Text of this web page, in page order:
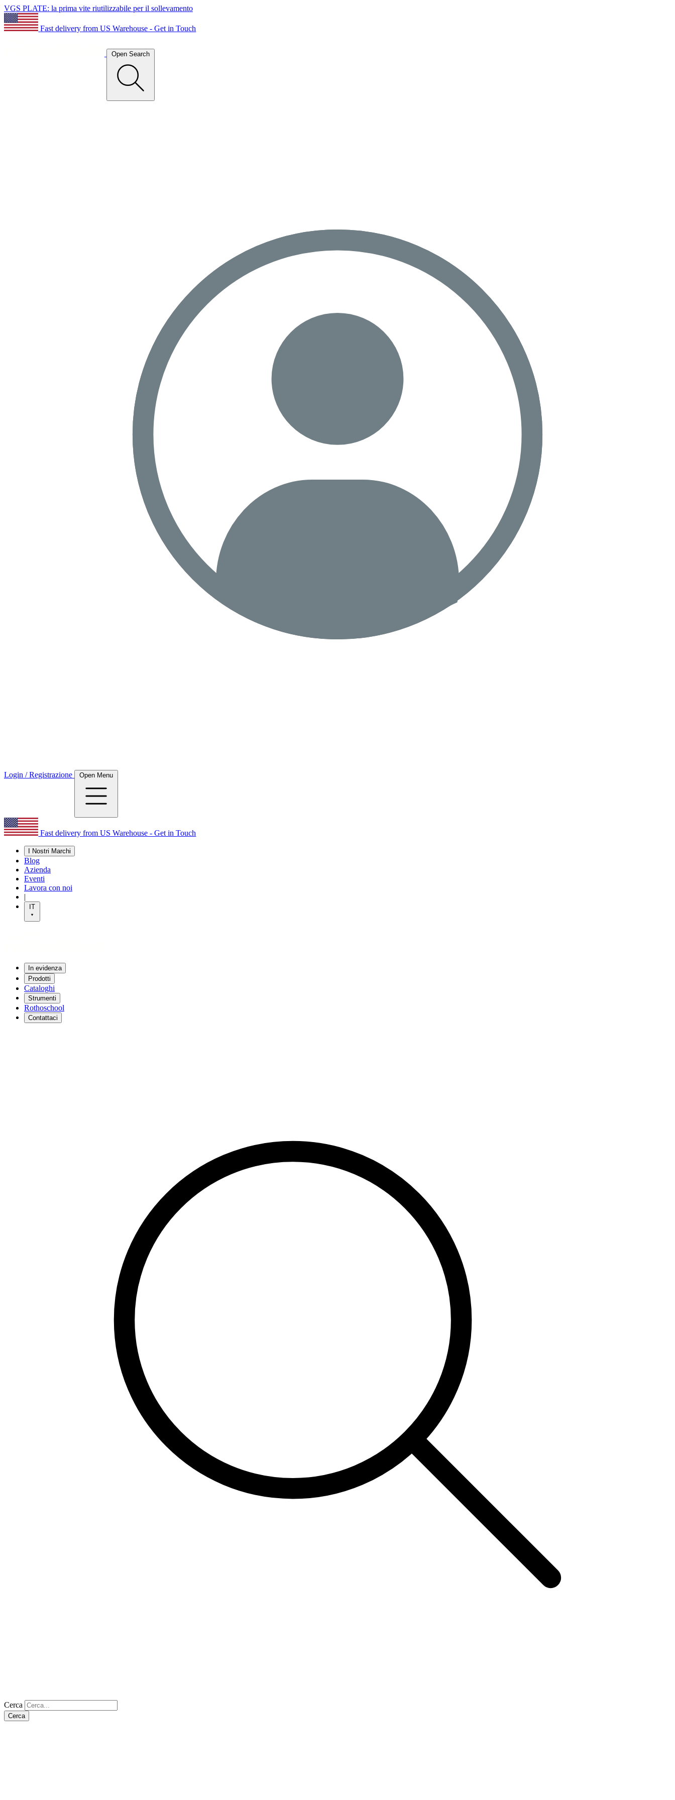
VGS PLATE: la prima vite riutilizzabile per il sollevamento
Fast delivery from US Warehouse - Get in Touch
Open Search
Login / Registrazione Open Menu
Fast delivery from US Warehouse - Get in Touch
I Nostri Marchi
Blog
Azienda
Eventi
Lavora con noi
|
IT
In evidenza
Prodotti
Cataloghi
Strumenti
Rothoschool
Contattaci
Cerca
Cerca